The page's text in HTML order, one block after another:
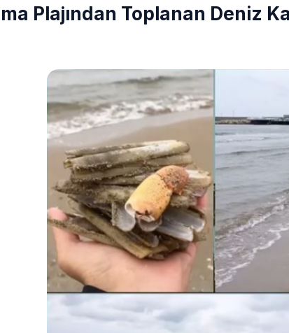
Plajından Toplanan Deniz